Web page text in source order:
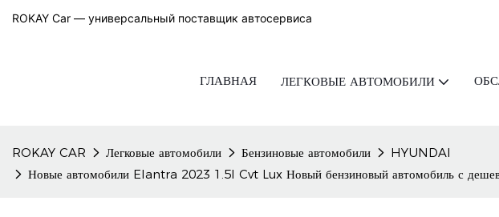
ROKAY Car — универсальный поставщик автосервиса
ГЛАВНАЯ ЛЕГКОВЫЕ АВТОМОБИЛИ
ROKAY CAR Легковые автомобили Бензиновые автомобили
HYUNDAI
Новые автомобили Elantra 2023 1.5l Cvt Lux Новый бензиновый автомобиль с